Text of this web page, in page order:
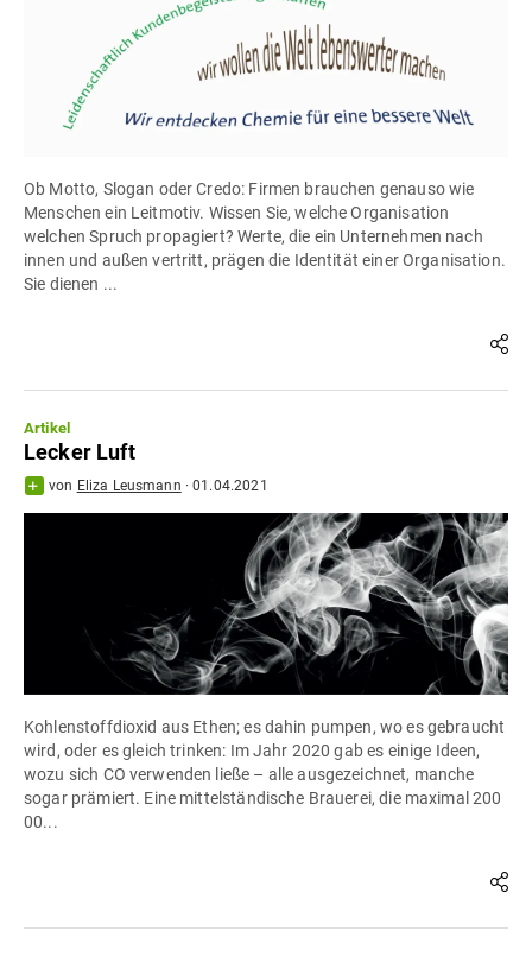
Ob Motto, Slogan oder Credo: Firmen brauchen genauso wie
Menschen ein Leitmotiv. Wissen Sie, welche Organisation
welchen Spruch propagiert? Werte, die ein Unternehmen nach
innen und außen vertritt, prägen die Identität einer Organisation.
Sie dienen ...
Artikel
Lecker Luft
von Eliza Leusmann ·01.04.2021
Kohlenstoffdioxid aus Ethen; es dahin pumpen, wo es gebraucht
wird, oder es gleich trinken: Im Jahr 2020 gab es einige Ideen,
wozu sich CO verwenden ließe – alle ausgezeichnet, manche
sogar prämiert. Eine mittelständische Brauerei, die maximal 200
00...